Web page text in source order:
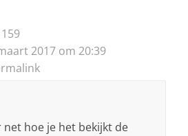
2017 om 20:39
net hoe je het bekijkt de